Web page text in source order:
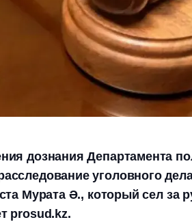
дознания Департамента
уголовного
Мурата Ә., который сел за
prosud.kz.